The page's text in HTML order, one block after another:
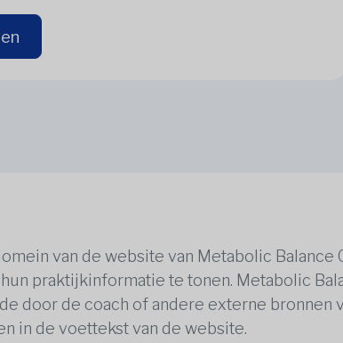
van de website van Metabolic Balance
praktijkinformatie te tonen. Metabolic
door de coach of andere externe bronnen
in de voettekst van de website.